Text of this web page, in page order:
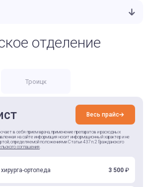
отделение
Троицк
Весь прайс
в себя прием врача, применение препаратов и расходных
на сайте информация носит информационный характер и не
определяемой положениями Статьи 437 п.2 Гражданского
соглашения.
ортопеда 3 500 ₽